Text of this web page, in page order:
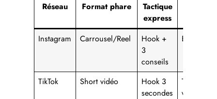
Réseau Format phare
Tactique
express
Instagram Carrousel/Reel
Hook +
3
conseils
TikTok Short vidéo
Hook 3
secondes
Temps de